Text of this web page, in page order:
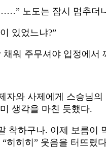
노도는 잠시 멈추더
있었느냐?”
워 주무셔야 입정에
사제에게 스승님의
생각을 마친 듯했다.
착하구나. 이제 보름이
히히히” 웃음을 터뜨렸